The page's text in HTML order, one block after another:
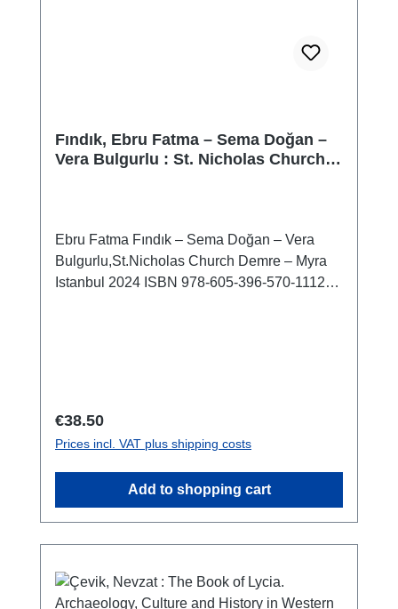
Fındık, Ebru Fatma – Sema Doğan –
Vera Bulgurlu : St. Nicholas Church
Ebru Fatma Fındık – Sema Doğan – Vera
Bulgurlu,St.Nicholas Church Demre – Myra
Istanbul 2024 ISBN 978-605-396-570-1112
Regular price:
€38.50
Prices incl. VAT plus shipping costs
Add to shopping cart